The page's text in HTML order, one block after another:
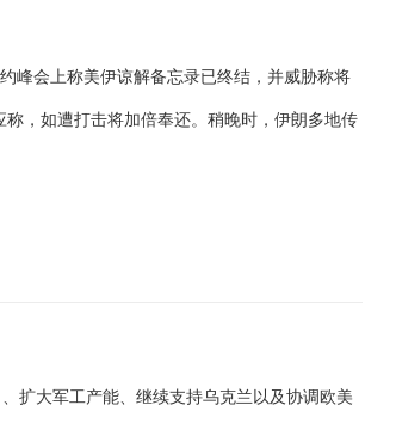
峰会上称美伊谅解备忘录已终结，并威胁称将
，如遭打击将加倍奉还。稍晚时，伊朗多地传
扩大军工产能、继续支持乌克兰以及协调欧美